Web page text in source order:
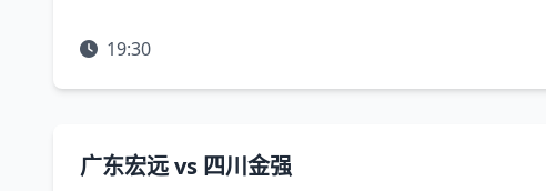
19:30
广东宏远 vs 四川金强